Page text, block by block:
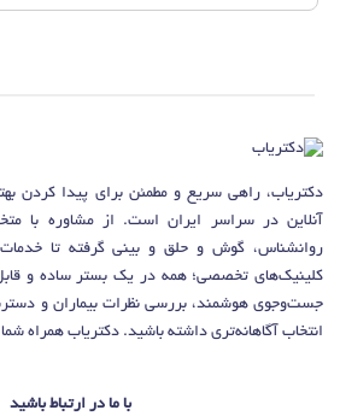
دکتریاب، راهی سریع و مطمئن برای پیدا کردن
آنلاین در سراسر ایران است. از مشاوره با
روانشناس، گوش و حلق و بینی گرفته تا خدمات
کلینیک‌های تخصصی؛ همه در یک بستر ساده و قابل
جست‌وجوی هوشمند، بررسی نظرات بیماران و
انتخاب آگاهانه‌تری داشته باشید. دکتریاب همراه
با ما در ارتباط باشید